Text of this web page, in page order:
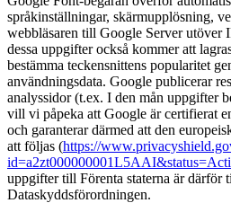
språkinställningar, skärmupplösning,
webbläsaren till Google Server utöver
dessa uppgifter också kommer att
bestämma teckensnittens popularitet
användningsdata. Google publicerar
analyssidor (t.ex. I den mån uppgifter
vill vi påpeka att Google är certifierat
och garanterar därmed att den
att följas (https://
uppgifter till Förenta staterna är därför
Dataskyddsförordningen.